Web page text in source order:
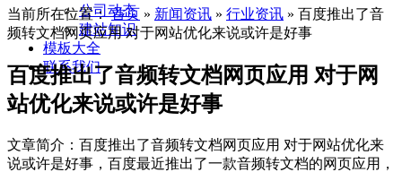
公司动态
建站知识
模板大全
联系我们
当前所在位置：首页 » 新闻资讯 » 行业资讯 » 百度推出了音
频转文档网页应用 对于网站优化来说或许是好事
百度推出了音频转文档网页应用 对于网
站优化来说或许是好事
文章简介： 百度推出了音频转文档网页应用 对于网站优化来
说或许是好事，百度最近推出了一款音频转文档的网页应用，